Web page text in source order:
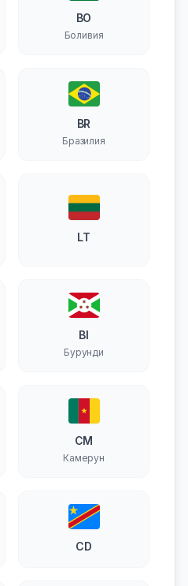
BO
Боливия
BR
Бразилия
LT
BI
Бурунди
CM
Камерун
CD